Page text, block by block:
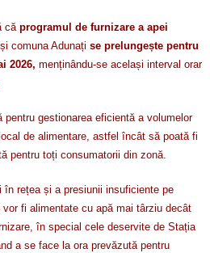
că programul de furnizare a apei
comuna Adunați se prelungește pentru
2026, menținându-se același interval orar
gestionarea eficientă a volumelor
de alimentare, astfel încât să poată fi
pentru toți consumatorii din zonă.
în rețea și a presiunii insuficiente pe
fi alimentate cu apă mai târziu decât
în special cele deservite de Stația
a se face la ora prevăzută pentru